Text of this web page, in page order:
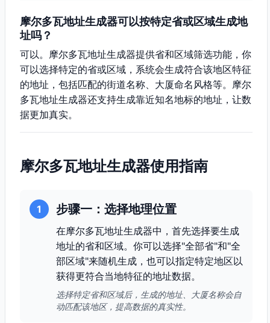
摩尔多瓦地址生成器可以按特定省或区域生成地
址吗？
可以。摩尔多瓦地址生成器提供省和区域筛选功能，你
可以选择特定的省或区域，系统会生成符合该地区特征
的地址，包括匹配的街道名称、大厦命名风格等。摩尔
多瓦地址生成器还支持生成靠近知名地标的地址，让数
据更加真实。
摩尔多瓦地址生成器使用指南
1 步骤一：选择地理位置
在摩尔多瓦地址生成器中，首先选择要生成
地址的省和区域。你可以选择"全部省"和"全
部区域"来随机生成，也可以指定特定地区以
获得更符合当地特征的地址数据。
选择特定省和区域后，生成的地址、大厦名称会自
动匹配该地区，提高数据的真实性。